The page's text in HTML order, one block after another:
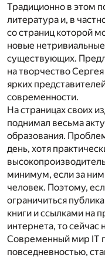
Традиционно в этом
литература и, в
со страниц которой
новые
существующих.
на творчество
ярких
современности.
На страницах своих
поднимал весьма
образования.
день, хотя
минимум, если за
человек. Поэтому,
ограничиться
книги и ссылками на
интернета, то сейчас
Современный мир IT
повседневностью,